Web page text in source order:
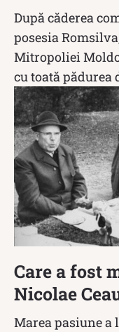
După căderea
posesia
Mitropoliei
cu toată pădurea
Care a fost
Nicolae
Marea pasiune a